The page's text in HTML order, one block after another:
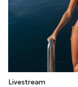
Livestream